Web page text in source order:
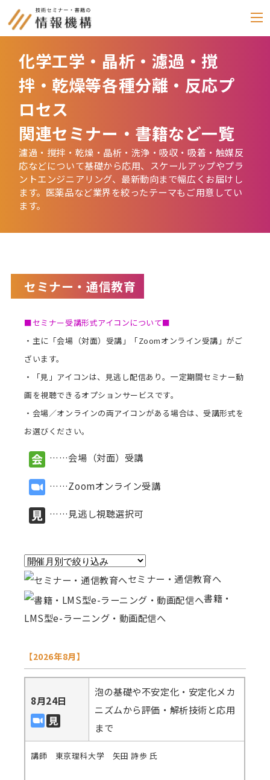
セミナー
通信教育
(テキスト郵送)
e-ラーニング
雑誌
「化学物質管理」
セミナーアーカイブ
講師派遣
コラム・取材
FAQ/問い合わせ先
お申し込み・振込要領
商品企画リクエスト
化学工学・晶析・濾過・撹
拌・乾燥等各種分離・反応プ
ロセス
関連セミナー・書籍など一覧
濾過・撹拌・乾燥・晶析・洗浄・吸収・吸着・触媒反
応などについて基礎から応用、スケールアップやプラ
ントエンジニアリング、最新動向まで幅広くお届けし
ます。医薬品など業界を絞ったテーマもご用意してい
ます。
セミナー・通信教育
■セミナー受講形式アイコンについて■
・主に「会場（対面）受講」「Zoomオンライン受講」がご
ざいます。
・「見」アイコンは、見逃し配信あり。一定期間セミナー動
画を視聴できるオプションサービスです。
・会場／オンラインの両アイコンがある場合は、受講形式を
お選びください。
……会場（対面）受講
……Zoomオンライン受講
……見逃し視聴選択可
セミナー・通信教育へ
書籍・
LMS型e-ラーニング・動画配信へ
【2026年8月】
8月24日
泡の基礎や不安定化・安定化メカ
ニズムから評価・解析技術と応用
まで
講師 東京理科大学 矢田 詩歩 氏